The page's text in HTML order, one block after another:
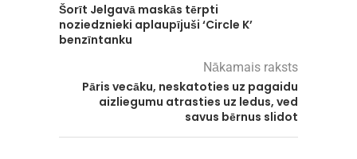
Šorīt Jelgavā maskās tērpti
noziedznieki aplaupījuši ‘Circle K’
benzīntanku
Nākamais raksts
Pāris vecāku, neskatoties uz pagaidu
aizliegumu atrasties uz ledus, ved
savus bērnus slidot